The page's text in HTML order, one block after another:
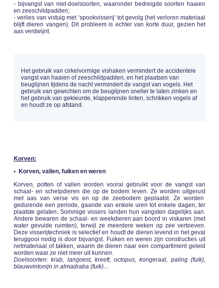
- bijvangst van niet-doelsoorten, waaronder bedreigde soorten haaien
en zeeschildpadden;
- verlies van vistuig met ‘spookvisserij’ tot gevolg (het verloren materiaal
blijft dieren vangen). Dit probleem is echter van korte duur, gezien het
aas verdwijnt.
Het gebruik van cirkelvormige vishaken vermindert de accidentele
vangst van haaien of zeeschildpadden, en het plaatsen van
beuglijnen tijdens de nacht vermindert de vangst van vogels. Het
gebruik van gewichten om de beuglijnen sneller te laten zinken en
het gebruik van gekleurde, klapperende linten, schrikken vogels af
en houdt ze op afstand.
Korven:
• Korven, vallen, fuiken en weren
Korven, potten of vallen worden vooral gebruikt voor de vangst van
schaal- en schelpdieren die op de bodem leven. Ze worden uitgerust
met aas van verse vis en op de zeebodem geplaatst. Ze worden
gedurende een periode, gaande van enkele uren tot enkele dagen, ter
plaatste gelaten. Sommige vissers landen hun vangsten dagelijks aan.
Andere bewaren de schaal- en weekdieren aan boord in viskaren (met
water gevulde ruimten), terwijl ze meerdere weken op zee vertoeven.
Deze visserijtechniek is selectief en houdt de dieren levend in het geval
teruggooi nodig is door bijvangst. Fuiken en weren zijn constructies uit
netmateriaal of takken, waarin de dieren naar een compartiment geleid
worden waar ze niet meer uit kunnen.
Doelsoorten: krab, langoest, kreeft, octopus, kongeraal, paling (fuik),
blauwvintonijn in almadraba (fuik)…